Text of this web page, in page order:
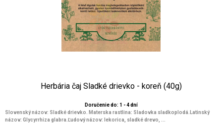
Herbária čaj Sladké drievko - koreň (40g)
Doručenie do: 1 - 4 dní
Slovenský názov: Sladké drievko. Materska rastlina: Sladovka sladkoplodá.Latinský
názov: Glycyrrhiza glabra.Ľudový názov: lekorica, sladké drevo, ...